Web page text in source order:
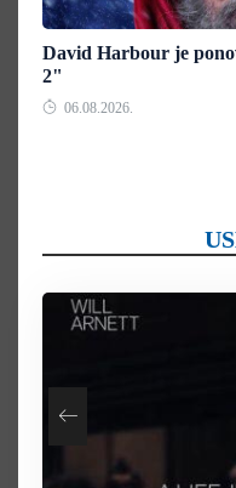
David Harbour je
2"
06.08.2026.